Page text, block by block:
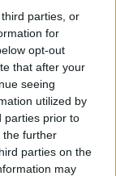
parties, or
for
opt-out
that after your
seeing
utilized by
parties prior to
the further
parties on the
may
έλειψε πάρα
για τον Νότη
η αδερφή
έφυγε από τη